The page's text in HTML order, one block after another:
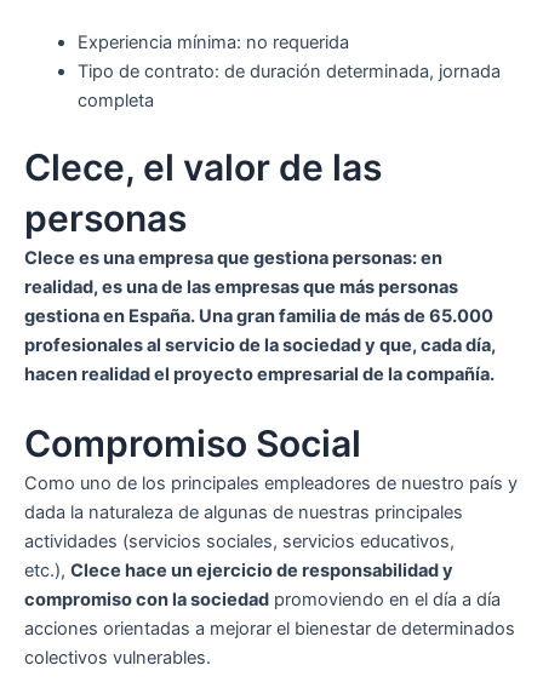
Experiencia mínima: no requerida
Tipo de contrato: de duración determinada, jornada
completa
Clece, el valor de las
personas
Clece es una empresa que gestiona personas: en
realidad, es una de las empresas que más personas
gestiona en España. Una gran familia de más de 65.000
profesionales al servicio de la sociedad y que, cada día,
hacen realidad el proyecto empresarial de la compañía.
Compromiso Social
Como uno de los principales empleadores de nuestro país y
dada la naturaleza de algunas de nuestras principales
actividades (servicios sociales, servicios educativos,
etc.), Clece hace un ejercicio de responsabilidad y
compromiso con la sociedad promoviendo en el día a día
acciones orientadas a mejorar el bienestar de determinados
colectivos vulnerables.